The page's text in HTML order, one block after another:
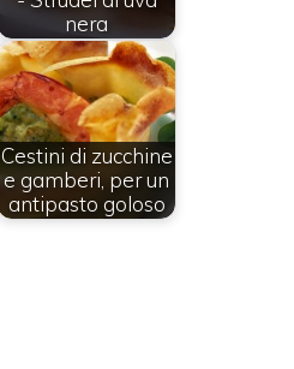
nera
Cestini di zucchine
e gamberi, per un
antipasto goloso